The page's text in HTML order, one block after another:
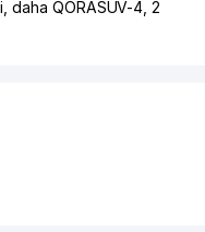
,daha QORASUV-4 , 2